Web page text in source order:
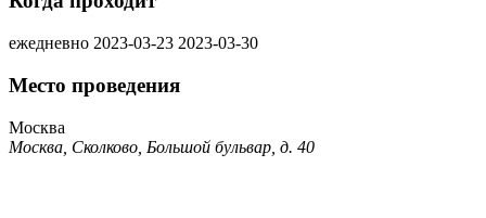
ежедневно 2023-03-23 2023-03-30
Место проведения
Москва
Москва, Сколково, Большой бульвар, д. 40